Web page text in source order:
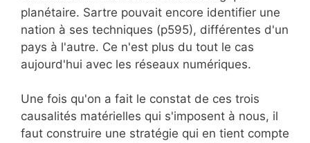
planétaire. Sartre pouvait encore identifier une
nation à ses techniques (p595), différentes d'un
pays à l'autre. Ce n'est plus du tout le cas
aujourd'hui avec les réseaux numériques.
Une fois qu'on a fait le constat de ces trois
causalités matérielles qui s'imposent à nous, il
faut construire une stratégie qui en tient compte